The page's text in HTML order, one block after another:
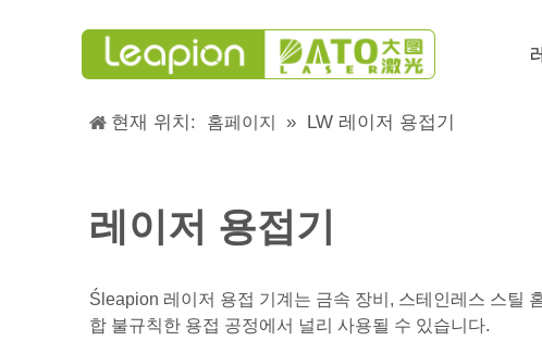
현재 위치: 홈페이지 » LW 레이저 용접기
레이저 용접기
Śleapion 레이저 용접 기계는 금속 장비, 스테인레스 스틸
합 불규칙한 용접 공정에서 널리 사용될 수 있습니다.